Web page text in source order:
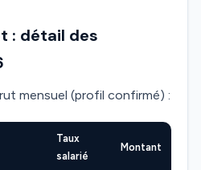
: détail des
mensuel (profil confirmé) :
Taux
salarié
Montant